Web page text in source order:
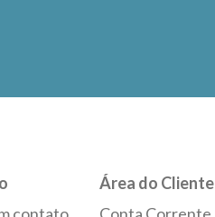
Área do Cliente